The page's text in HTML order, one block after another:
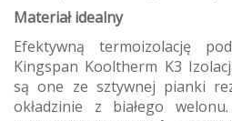
Materiał idealny
Efektywną termoizolację
Kingspan Kooltherm K3
są one ze sztywnej pianki
okładzinie z białego